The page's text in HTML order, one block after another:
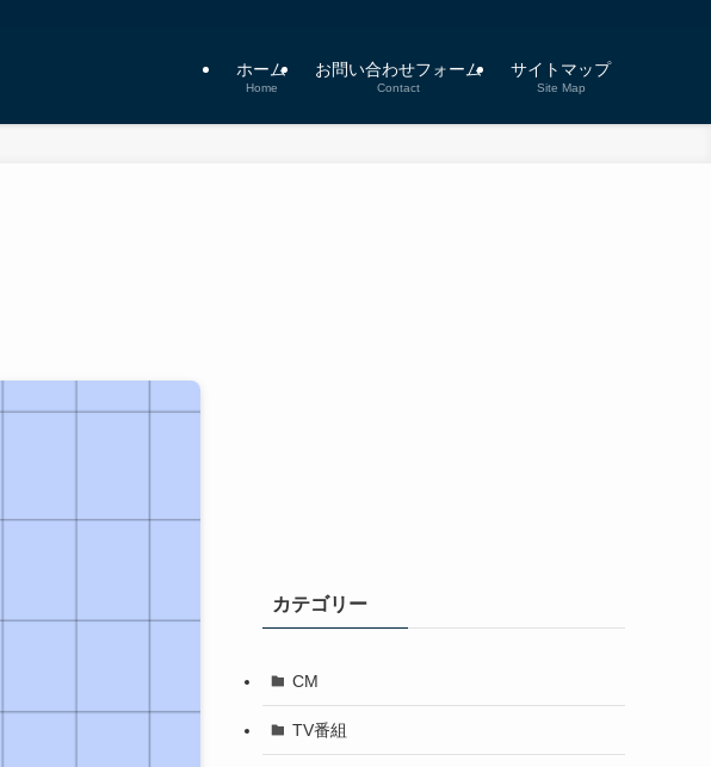
ホーム
Home
お問い合わせフォーム
Contact
サイトマップ
Site Map
カテゴリー
CM
TV番組